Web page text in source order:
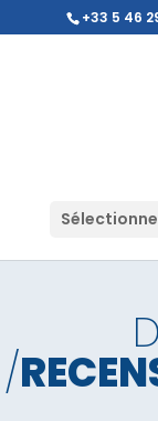
+33 5 46
/